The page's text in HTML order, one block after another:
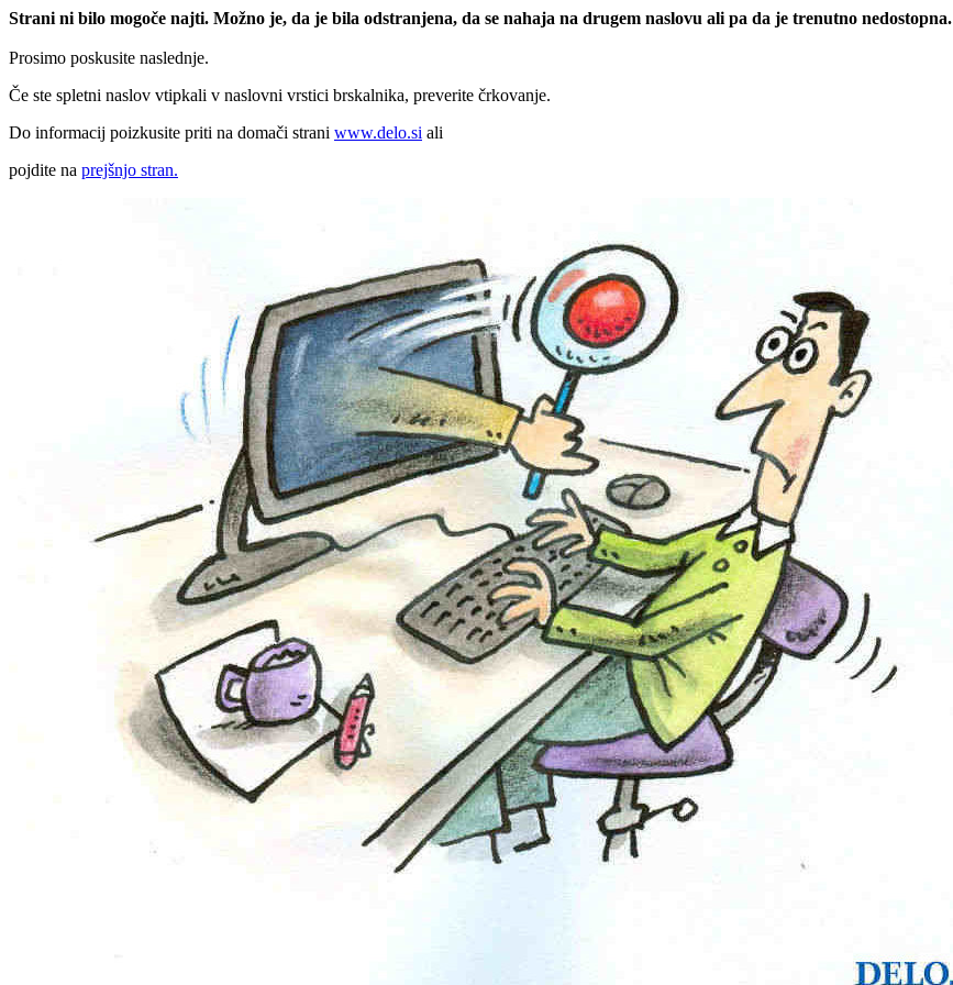
Strani ni bilo mogoče najti. Možno je, da je bila odstranjena, da se nahaja na drugem naslovu ali pa da je trenutno nedostopna.
Prosimo poskusite naslednje.
Če ste spletni naslov vtipkali v naslovni vrstici brskalnika, preverite črkovanje.
Do informacij poizkusite priti na domači strani www.delo.si ali
pojdite na prejšnjo stran.